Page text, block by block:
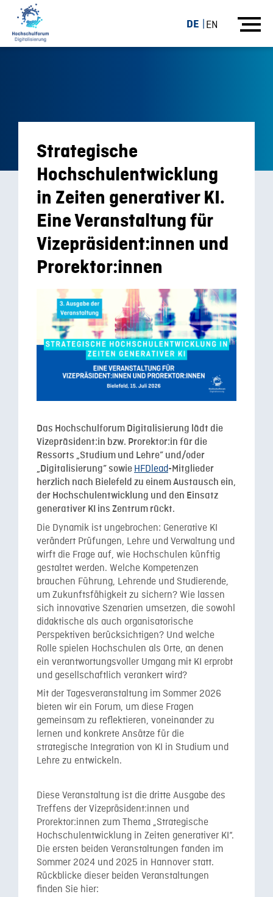
DE EN
Strategische
Hochschulentwicklung
in Zeiten generativer KI.
Eine Veranstaltung für
Vizepräsident:innen und
Prorektor:innen
Das Hochschulforum Digitalisierung lädt die
Vizepräsident:in bzw. Prorektor:in für die
Ressorts „Studium und Lehre” und/oder
„Digitalisierung” sowieHFDlead-Mitglieder
herzlich nach Bielefeld zu einem Austausch ein,
der Hochschulentwicklung und den Einsatz
generativer KI ins Zentrum rückt.
Die Dynamik ist ungebrochen: Generative KI
verändert Prüfungen, Lehre und Verwaltung und
wirft die Frage auf, wie Hochschulen künftig
gestaltet werden. Welche Kompetenzen
brauchen Führung, Lehrende und Studierende,
um Zukunftsfähigkeit zu sichern? Wie lassen
sich innovative Szenarien umsetzen, die sowohl
didaktische als auch organisatorische
Perspektiven berücksichtigen? Und welche
Rolle spielen Hochschulen als Orte, an denen
ein verantwortungsvoller Umgang mit KI erprobt
und gesellschaftlich verankert wird?
Mit der Tagesveranstaltung im Sommer 2026
bieten wir ein Forum, um diese Fragen
gemeinsam zu reflektieren, voneinander zu
lernen und konkrete Ansätze für die
strategische Integration von KI in Studium und
Lehre zu entwickeln.
Diese Veranstaltung ist die dritte Ausgabe des
Treffens der Vizepräsident:innen und
Prorektor:innen zum Thema „Strategische
Hochschulentwicklung in Zeiten generativer KI“.
Die ersten beiden Veranstaltungen fanden im
Sommer 2024 und 2025 in Hannover statt.
Rückblicke dieser beiden Veranstaltungen
finden Sie hier: